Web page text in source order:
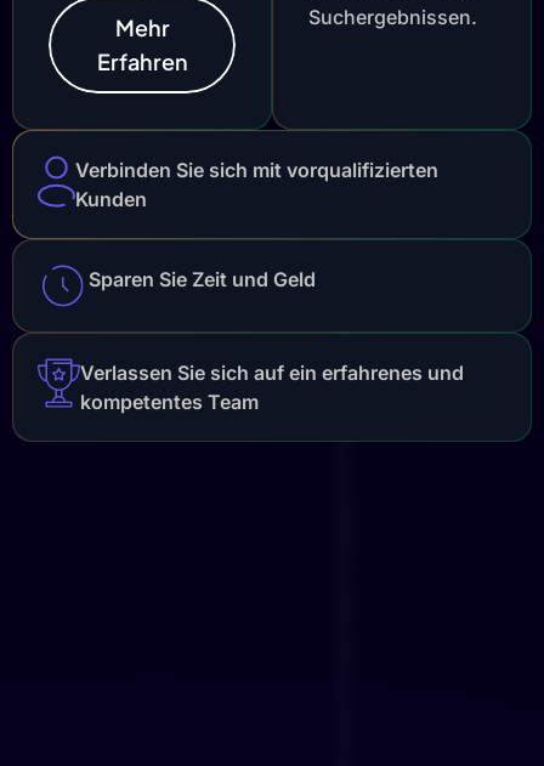
Mehr
Erfahren
Suchergebnissen.
Verbinden Sie sich mit vorqualifizierten
Kunden
Sparen Sie Zeit und Geld
Verlassen Sie sich auf ein erfahrenes und
kompetentes Team